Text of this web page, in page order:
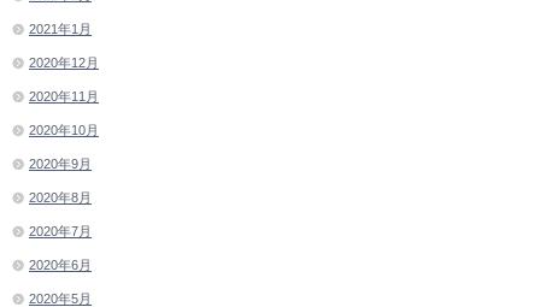
2021年1月
2020年12月
2020年11月
2020年10月
2020年9月
2020年8月
2020年7月
2020年6月
2020年5月